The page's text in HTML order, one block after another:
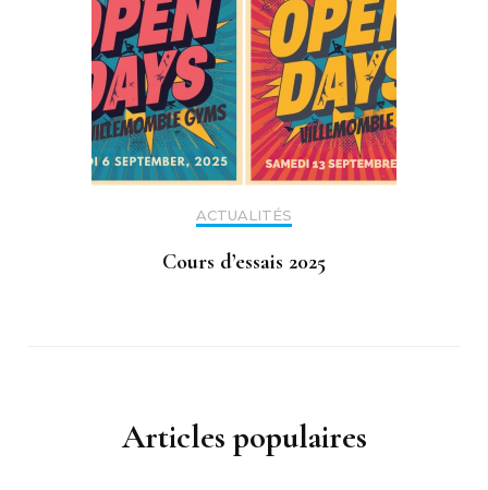
ACTUALITÉS
Cours d’essais 2025
Articles populaires